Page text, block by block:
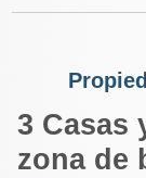
3 Casas
zona de